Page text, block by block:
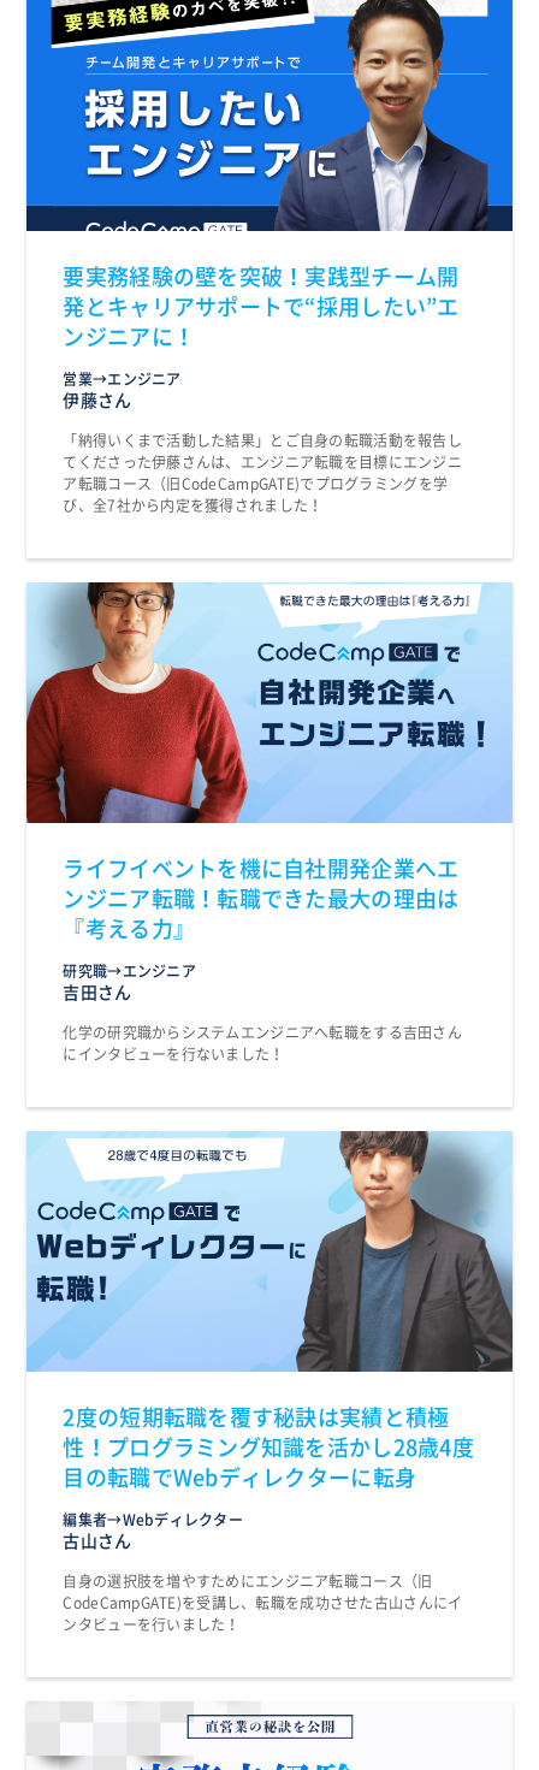
要実務経験の壁を突破！実践型チーム開
発とキャリアサポートで“採用したい”エ
ンジニアに！
営業→エンジニア
伊藤さん
「納得いくまで活動した結果」とご自身の転職活動を報告し
てくださった伊藤さんは、エンジニア転職を目標にエンジニ
ア転職コース（旧CodeCampGATE)でプログラミングを学
び、全7社から内定を獲得されました！
ライフイベントを機に自社開発企業へエ
ンジニア転職！転職できた最大の理由は
『考える力』
研究職→エンジニア
吉田さん
化学の研究職からシステムエンジニアへ転職をする吉田さん
にインタビューを行ないました！
2度の短期転職を覆す秘訣は実績と積極
性！プログラミング知識を活かし28歳4度
目の転職でWebディレクターに転身
編集者→Webディレクター
古山さん
自身の選択肢を増やすためにエンジニア転職コース（旧
CodeCampGATE)を受講し、転職を成功させた古山さんにイ
ンタビューを行いました！